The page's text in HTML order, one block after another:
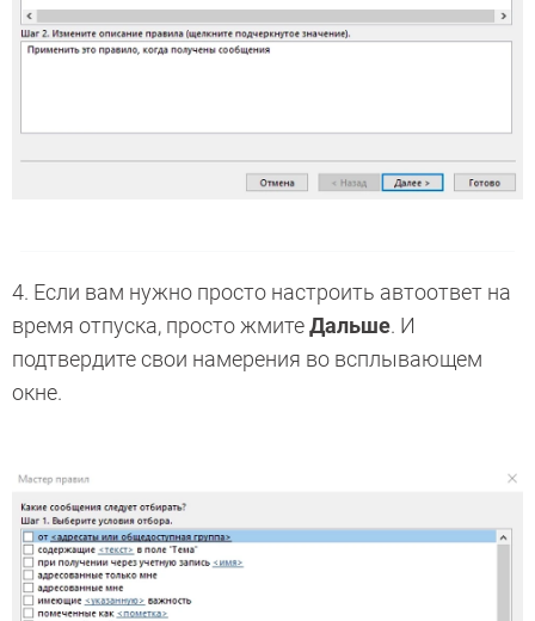
4. Если вам нужно просто настроить автоответ на
время отпуска, просто жмитеДальше. И
подтвердите свои намерения во всплывающем
окне.